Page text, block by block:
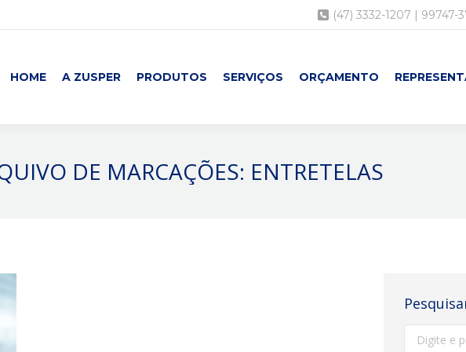
(47) 3332-1207 | 99747-
HOME A ZUSPER PRODUTOS SERVIÇOS ORÇAMENTO
DE MARCAÇÕES: ENTRETELAS
Search: